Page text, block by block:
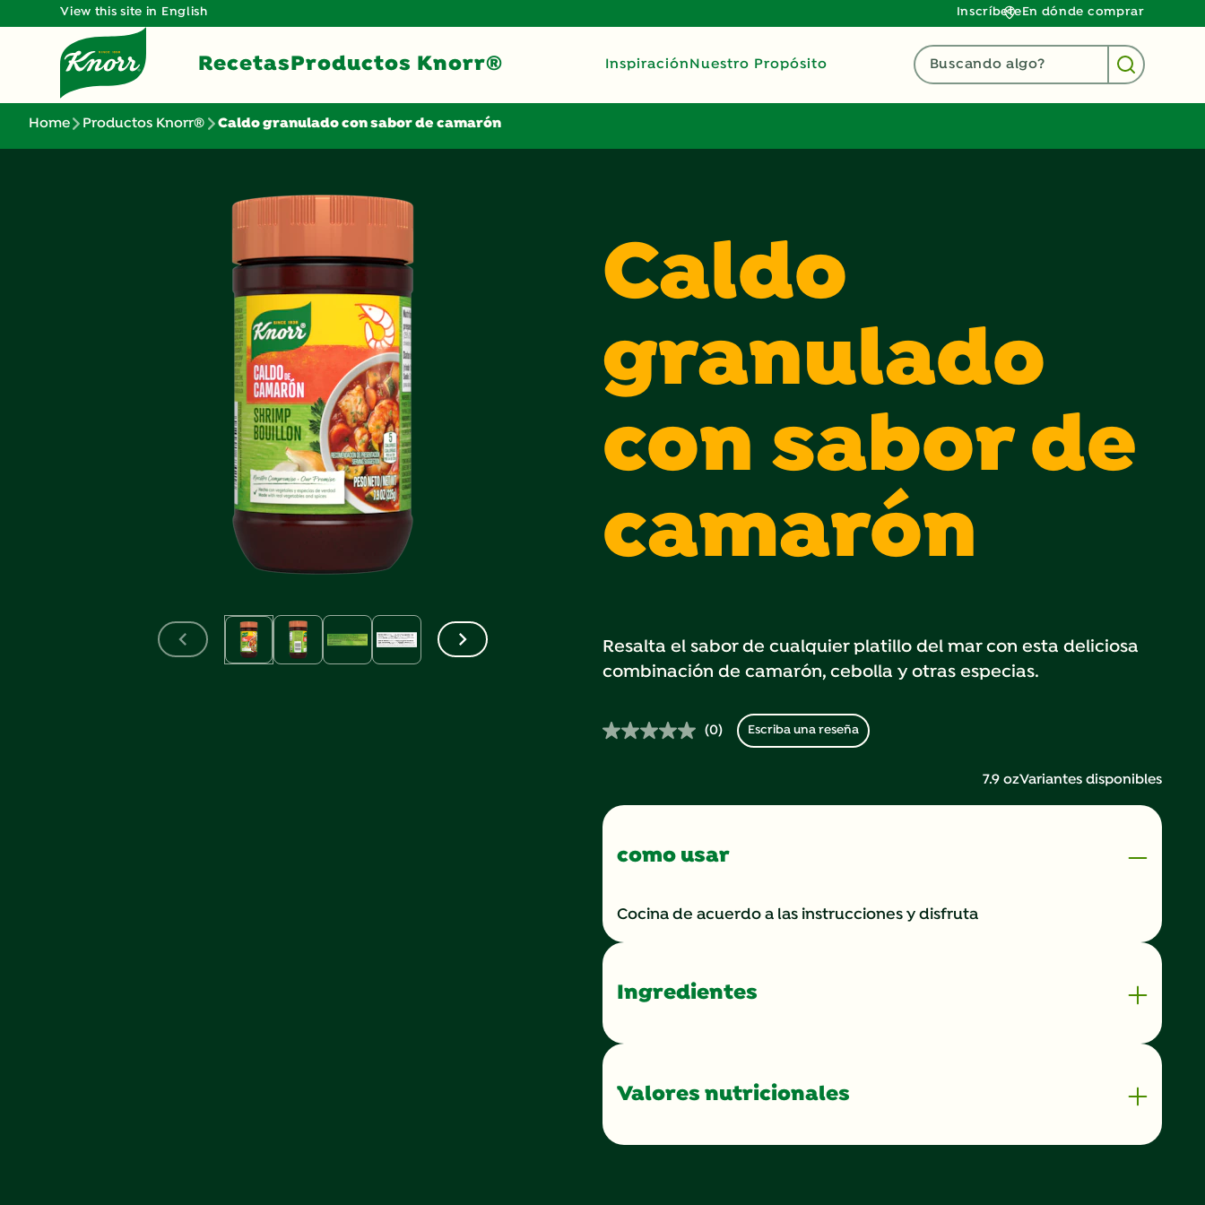
View this site in English InscríbeteEn dónde comprar
RecetasProductos Knorr® InspiraciónNuestro Propósito Buscando algo?
Home Productos Knorr® Caldo granulado con sabor de camarón
Caldo
granulado
con sabor de
camarón
Resalta el sabor de cualquier platillo del mar con esta deliciosa
combinación de camarón, cebolla y otras especias.
Sin
puntuación.
misma
(0) Escriba una reseña
Variantes disponibles
7.9 oz
como usar
Cocina de acuerdo a las instrucciones y disfruta
Ingredientes
Valores nutricionales